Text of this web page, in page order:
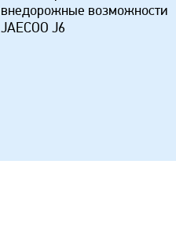
внедорожные возможности
JAECOO J6